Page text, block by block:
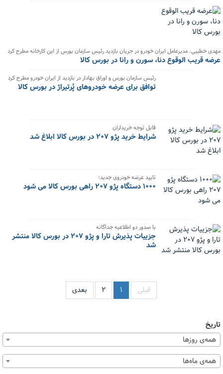
مهدی خطیبی، مدیرعامل ایران خودرو در جریان بازدید رئیس سازمان بورس از این کارخانه مطرح کرد
عرضه قریب الوقوع دنا، سورن و رانا در بورس کالا
رئیس سازمان بورس و اوراق بهادار در بازدید از ایران خودرو مطرح کرد
توافق برای عرضه خودروهای پُرتیراژ در بورس کالا
قابل توجه خریداران
شرایط خرید پژو ۲۰۷ در بورس کالا ابلاغ شد
تایید عرضه خودروی جدید؛
۱۰۰۰ دستگاه پژو ۲۰۷ راهی بورس کالا می شود
با صدور دو اطلاعیه جداگانه
جزییات پذیرش تارا و پژو ۲۰۷ در بورس کالا منتشر
شد
قبلی ۱ ۲ بعدی
تاریخ
همه‌ی روزها
همه‌ی ماه‌ها